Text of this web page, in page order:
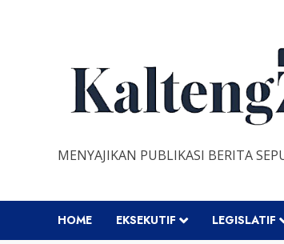
MENYAJIKAN PUBLIKASI BERITA
HOME EKSEKUTIF LEGISLATIF